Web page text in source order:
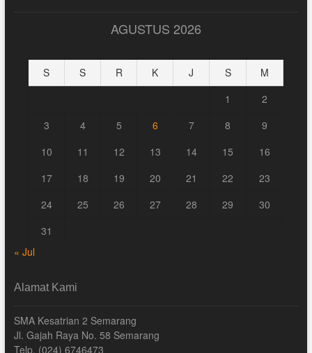
AGUSTUS 2026
S S R K J S
M
1
2
3
4 5 6 7 8
9
10
11 12 13 14 15
16
17
18 19 20 21 22
23
24
25 26 27 28 29
30
31
« Jul
Alamat Kami
SMA Kesatrian 2 Semarang
Jl. Gajah Raya No. 58 Semarang
Telp. (024) 6746473